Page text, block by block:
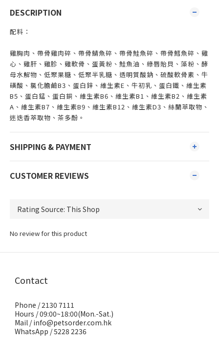
DESCRIPTION
配料：
雞胸肉、帶骨雞肉碎、帶骨鯖魚碎、帶骨鮭魚碎、帶骨鱈魚碎、雞
心、雞肝、雞胗、雞軟骨、蛋黃粉、鮭魚油、綠唇貽貝、藻粉、酵
母水解物、低聚果糖、低聚半乳糖、透明質酸鈉、硫酸軟骨素、牛
磺酸、氯化膽鹼B3、蛋白鋅、維生素E、牛初乳、蛋白鐵、維生素
B5、蛋白錳、蛋白銅、維生素B6、維生素B1、維生素B2、維生素
A、維生素B7、維生素B9、維生素B12、維生素D3、絲蘭萃取物、
迷迭香萃取物、茶多酚。
SHIPPING & PAYMENT
CUSTOMER REVIEWS
No review for this product
Contact
Phone / 2130 7111
Hours / 09:00~18:00(Mon.-Sat.)
Mail / info@petsorder.com.hk
WhatsApp /5228 2236